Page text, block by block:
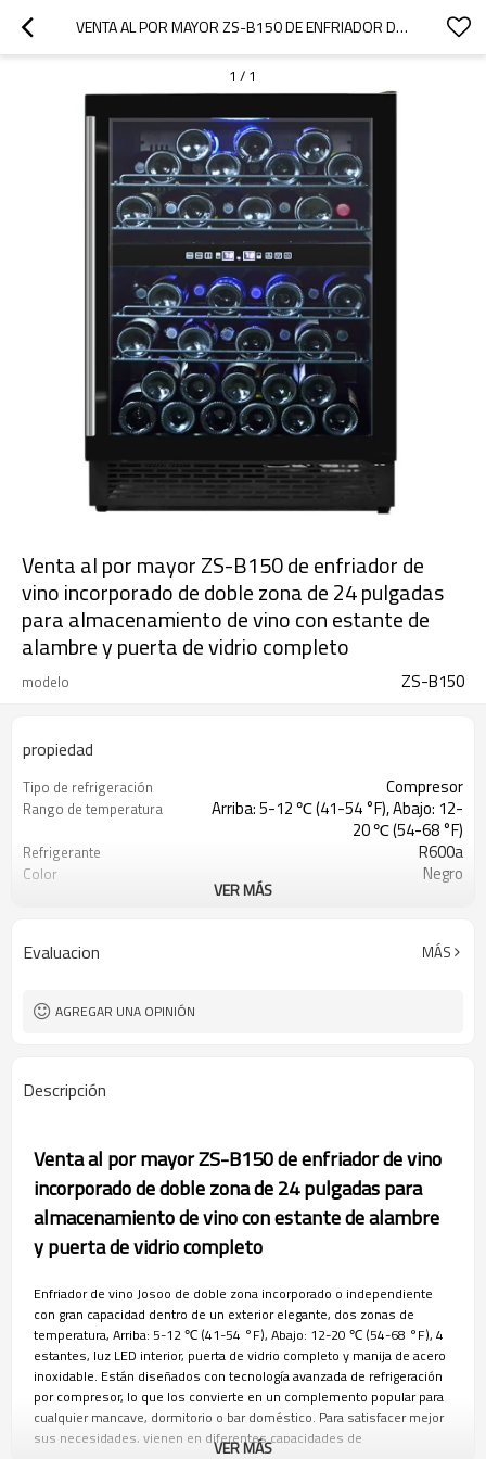
VENTA AL POR MAYOR ZS-B150 DE ENFRIADOR DE VINO INCORPORADO DE DOBLE ZONA DE 24 PULGADAS PARA ALMACENAMIENTO DE VINO CON ESTANTE DE ALAMBRE Y PUERTA DE VIDRIO COMPLETO
1 / 1
Venta al por mayor ZS-B150 de enfriador de
vino incorporado de doble zona de 24 pulgadas
para almacenamiento de vino con estante de
alambre y puerta de vidrio completo
modelo ZS-B150
propiedad
Tipo de refrigeración Compresor
Rango de temperatura
Arriba: 5-12 ℃ (41-54 °F), Abajo: 12-
20 ℃ (54-68 °F)
Refrigerante R600a
Color Negro
50 Hz, 60 Hz
Tipo de condensador Oculto
VER MÁS
Evaluacion MÁS
AGREGAR UNA OPINIÓN
Descripción
Venta al por mayor ZS-B150 de enfriador de vino
incorporado de doble zona de 24 pulgadas para
almacenamiento de vino con estante de alambre
y puerta de vidrio completo
Enfriador de vino Josoo de doble zona incorporado o independiente
con gran capacidad dentro de un exterior elegante, dos zonas de
temperatura, Arriba: 5-12 ℃ (41-54 °F), Abajo: 12-20 ℃ (54-68 °F), 4
estantes, luz LED interior, puerta de vidrio completo y manija de acero
inoxidable. Están diseñados con tecnología avanzada de refrigeración
por compresor, lo que los convierte en un complemento popular para
cualquier mancave, dormitorio o bar doméstico. Para satisfacer mejor
sus necesidades, vienen en diferentes capacidades de
VER MÁS